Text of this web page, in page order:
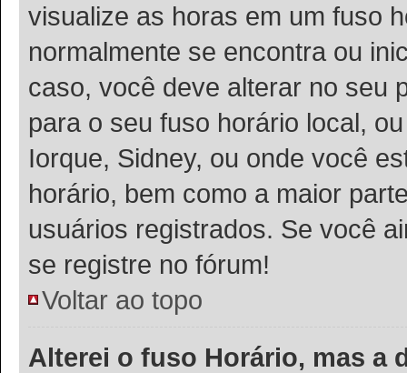
visualize as horas em um fuso
normalmente se encontra ou
caso, você deve alterar no seu
para o seu fuso horário local,
Iorque, Sidney, ou onde você
horário, bem como a maior
usuários registrados. Se você
se registre no fórum!
Voltar ao topo
Alterei o fuso Horário, mas a